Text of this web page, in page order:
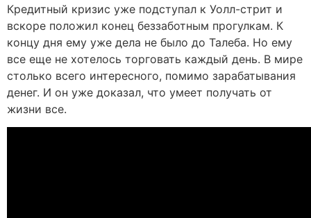
Кредитный кризис уже подступал к Уолл-стрит и
вскоре положил конец беззаботным прогулкам. К
концу дня ему уже дела не было до Талеба. Но ему
все еще не хотелось торговать каждый день. В мире
столько всего интересного, помимо зарабатывания
денег. И он уже доказал, что умеет получать от
жизни все.